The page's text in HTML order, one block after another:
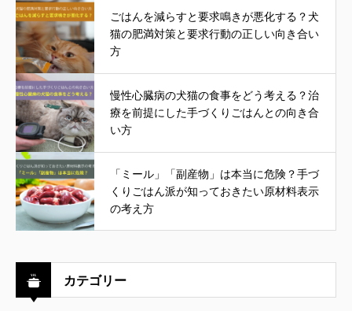
ごはんを減らすと要求鳴きが悪化する？犬
猫の肥満対策と要求行動の正しい向き合い
方
慢性心臓病の犬猫の食事をどう考える？治
療を前提にした手づくりごはんとの向き合
い方
「ミール」「副産物」は本当に危険？手づ
くりごはん派が知っておきたい原材料表示
の考え方
カテゴリー